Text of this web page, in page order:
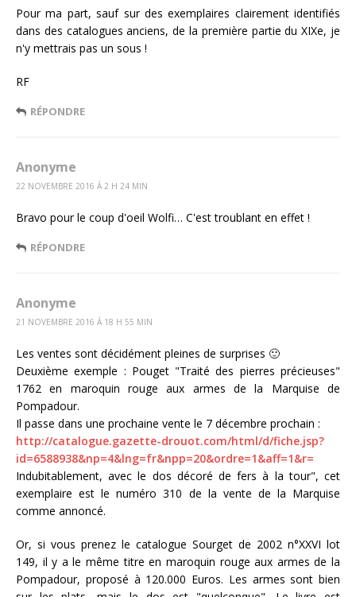
Pour ma part, sauf sur des exemplaires clairement identifiés
dans des catalogues anciens, de la première partie du XIXe, je
n'y mettrais pas un sous !
RF
RÉPONDRE
Anonyme
22 NOVEMBRE 2016 Á 2 H 24 MIN
Bravo pour le coup d'oeil Wolfi… C'est troublant en effet !
RÉPONDRE
Anonyme
21 NOVEMBRE 2016 Á 18 H 55 MIN
Les ventes sont décidément pleines de surprises 🙂
Deuxième exemple : Pouget "Traité des pierres précieuses"
1762 en maroquin rouge aux armes de la Marquise de
Pompadour.
Il passe dans une prochaine vente le 7 décembre prochain :
http://catalogue.gazette-drouot.com/html/d/fiche.jsp?
id=6588938&np=4&lng=fr&npp=20&ordre=1&aff=1&r=
Indubitablement, avec le dos décoré de fers à la tour", cet
exemplaire est le numéro 310 de la vente de la Marquise
comme annoncé.
Or, si vous prenez le catalogue Sourget de 2002 n°XXVI lot
149, il y a le même titre en maroquin rouge aux armes de la
Pompadour, proposé à 120.000 Euros. Les armes sont bien